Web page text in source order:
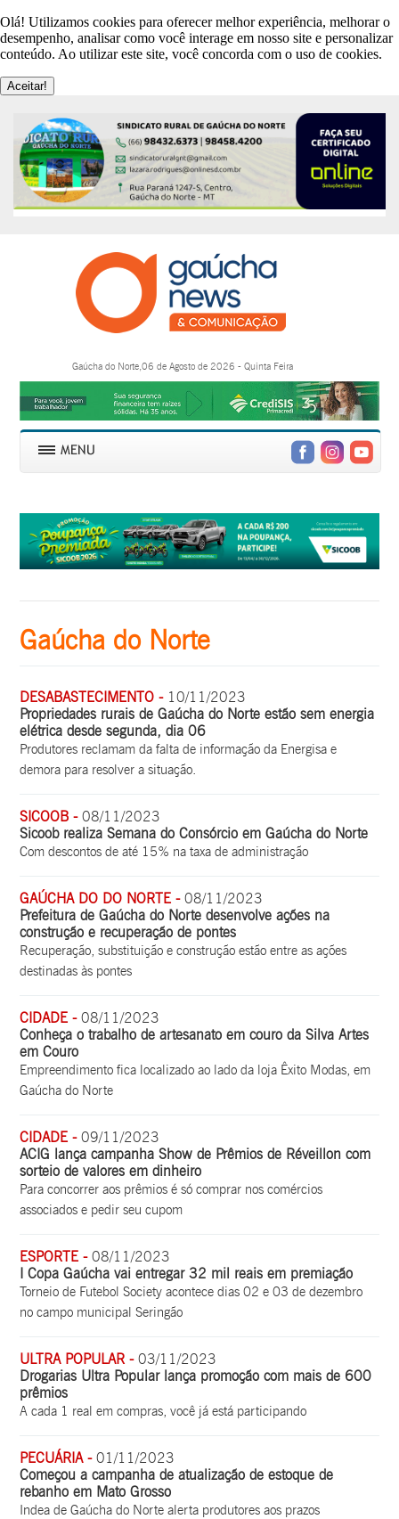
Olá! Utilizamos cookies para oferecer melhor experiência, melhorar o
desempenho, analisar como você interage em nosso site e personalizar
conteúdo. Ao utilizar este site, você concorda com o uso de cookies.
Aceitar!
Gaúcha do Norte,06 de Agosto de 2026 - Quinta Feira
Gaúcha do Norte
DESABASTECIMENTO - 10/11/2023
Propriedades rurais de Gaúcha do Norte estão sem energia
elétrica desde segunda, dia 06
Produtores reclamam da falta de informação da Energisa e
demora para resolver a situação.
SICOOB -08/11/2023
Sicoob realiza Semana do Consórcio em Gaúcha do Norte
Com descontos de até 15% na taxa de administração
GAÚCHA DO DO NORTE -08/11/2023
Prefeitura de Gaúcha do Norte desenvolve ações na
construção e recuperação de pontes
Recuperação, substituição e construção estão entre as ações
destinadas às pontes
CIDADE -08/11/2023
Conheça o trabalho de artesanato em couro da Silva Artes
em Couro
Empreendimento fica localizado ao lado da loja Êxito Modas, em
Gaúcha do Norte
CIDADE -09/11/2023
ACIG lança campanha Show de Prêmios de Réveillon com
sorteio de valores em dinheiro
Para concorrer aos prêmios é só comprar nos comércios
associados e pedir seu cupom
ESPORTE -08/11/2023
I Copa Gaúcha vai entregar 32 mil reais em premiação
Torneio de Futebol Society acontece dias 02 e 03 de dezembro
no campo municipal Seringão
ULTRA POPULAR -03/11/2023
Drogarias Ultra Popular lança promoção com mais de 600
prêmios
A cada 1 real em compras, você já está participando
PECUÁRIA -01/11/2023
Começou a campanha de atualização de estoque de
rebanho em Mato Grosso
Indea de Gaúcha do Norte alerta produtores aos prazos